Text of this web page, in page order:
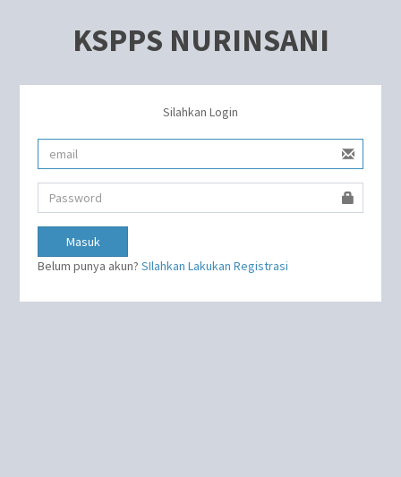
KSPPS NURINSANI
Silahkan Login
Masuk
Belum punya akun?SIlahkan Lakukan Registrasi